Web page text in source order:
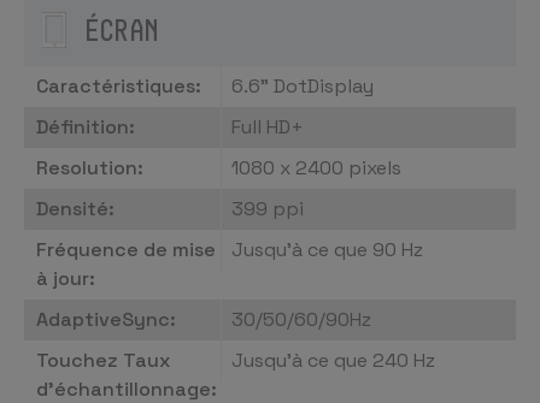
ÉCRAN
Caractéristiques:
6.6" DotDisplay
Définition:
Full HD+
Resolution:
1080 x 2400 pixels
Densité:
399 ppi
Fréquence de mise
à jour:
Jusqu'à ce que 90 Hz
AdaptiveSync:
30/50/60/90Hz
Touchez Taux
d'échantillonnage:
Jusqu'à ce que 240 Hz